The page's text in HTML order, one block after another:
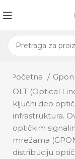
Početna Gpon
OLT (Optical
ključni deo
infrastruktura.
optičkim
mrežama
distribuciju